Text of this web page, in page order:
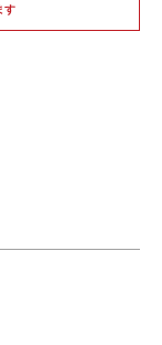
す